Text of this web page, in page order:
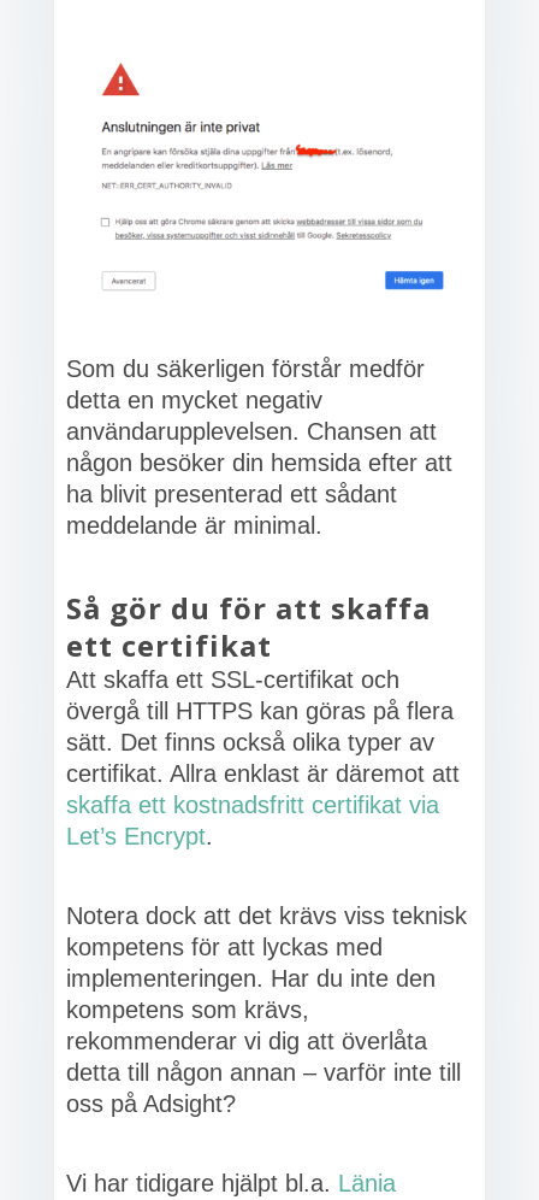
Som du säkerligen förstår medför
detta en mycket negativ
användarupplevelsen. Chansen att
någon besöker din hemsida efter att
ha blivit presenterad ett sådant
meddelande är minimal.
Så gör du för att skaffa
ett certifikat
Att skaffa ett SSL-certifikat och
övergå till HTTPS kan göras på flera
sätt. Det finns också olika typer av
certifikat. Allra enklast är däremot att
skaffa ett kostnadsfritt certifikat via
Let’s Encrypt.
Notera dock att det krävs viss teknisk
kompetens för att lyckas med
implementeringen. Har du inte den
kompetens som krävs,
rekommenderar vi dig att överlåta
detta till någon annan – varför inte till
oss på Adsight?
Vi har tidigare hjälpt bl.a. Länia